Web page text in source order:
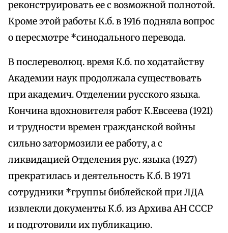
реконструировать ее с возможной полнотой.
Кроме этой работы К.б. в 1916 подняла вопрос
о пересмотре *синодального перевода.
В послереволюц. время К.б. по ходатайству
Академии наук продолжала существовать
при академич. Отделении русского языка.
Кончина вдохновителя работ К.Евсеева (1921)
и трудности времен гражданской войны
сильно затормозили ее работу, а с
ликвидацией Отделения рус. языка (1927)
прекратилась и деятельность К.б. В 1971
сотрудники *группы библейской при ЛДА
извлекли документы К.б. из Архива АН СССР
и подготовили их публикацию.